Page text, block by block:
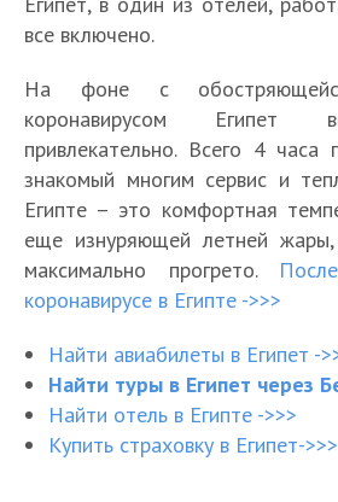
все включено.
На фоне с
коронавирусом Египет
привлекательно. Всего 4 часа
знакомый многим сервис и
Египте – это комфортная
еще изнуряющей летней
максимально прогрето.
коронавирусе в Египте ->>>
Найти авиабилеты в Египет -
Найти туры в Египет через
Найти отель в Египте ->>>
Купить страховку в Египет->>>